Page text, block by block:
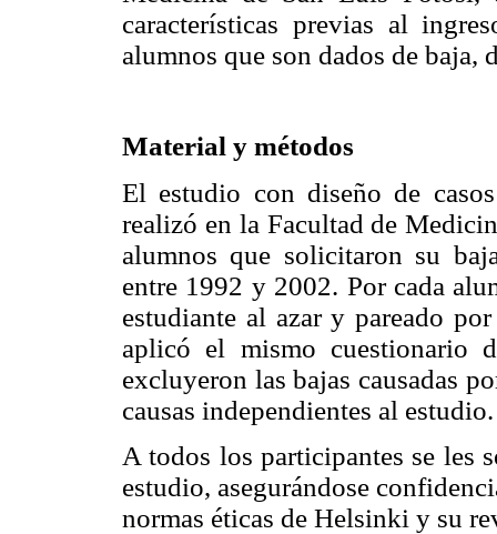
características previas al
alumnos que son dados de baja,
Material y métodos
El estudio con diseño de
realizó en la Facultad de
alumnos que solicitaron su
entre 1992 y 2002. Por cada
estudiante al azar y pareado
aplicó el mismo cuestionario
excluyeron las bajas causadas
causas independientes al
A todos los participantes se les
estudio, asegurándose
normas éticas de Helsinki y su